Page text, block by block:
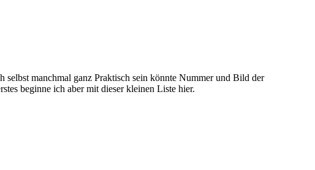
selbst manchmal ganz Praktisch sein könnte Nummer und Bild der
beginne ich aber mit dieser kleinen Liste hier.